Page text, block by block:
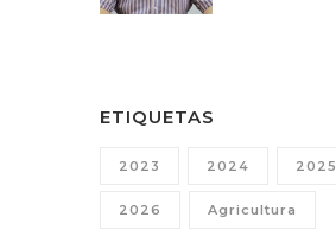
ETIQUETAS
2023 2024 2025
2026 Agricultura